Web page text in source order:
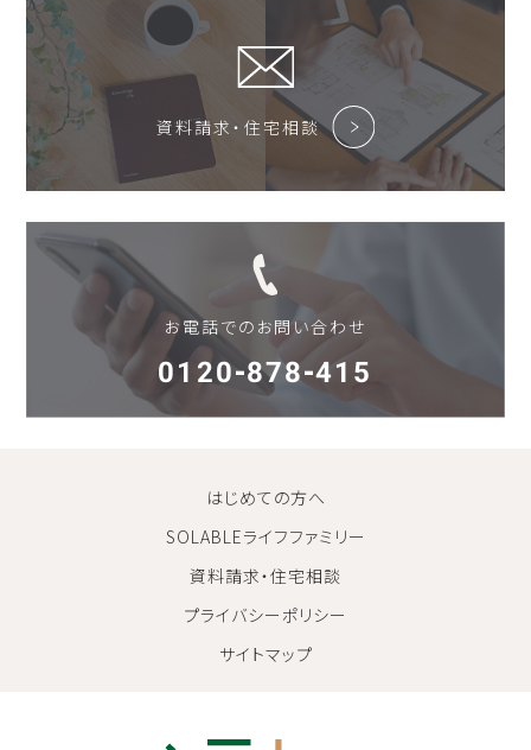
資料請求・住宅相談
お電話でのお問い合わせ
0120-878-415
はじめての方へ
SOLABLEライフファミリー
資料請求・住宅相談
プライバシーポリシー
サイトマップ